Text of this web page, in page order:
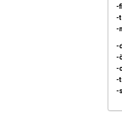
-
-
-
-
-
-
-
-